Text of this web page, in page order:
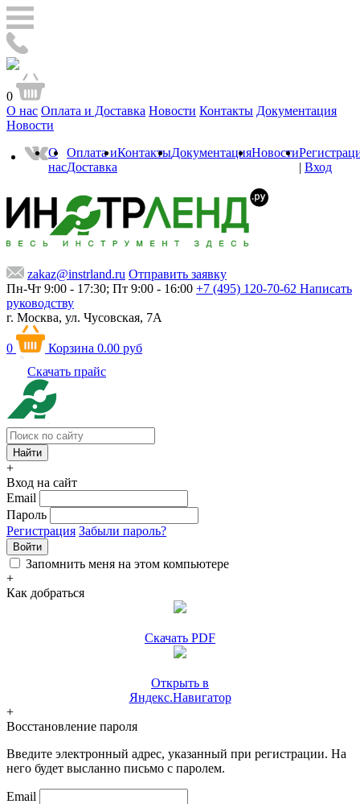
0
О нас Оплата и Доставка Новости Контакты Документация
Новости
О
нас
Оплата и
Доставка
КонтактыДокументацияНовости
| Вход
zakaz@instrland.ru Отправить заявку
Пн-Чт 9:00 - 17:30; Пт 9:00 - 16:00 +7 (495) 120-70-62 Написать
руководству
г. Москва, ул. Чусовская, 7А
0 Корзина 0.00 руб
Скачать прайс
+
Вход на сайт
Email
Пароль
Регистрация Забыли пароль?
Войти
Запомнить меня на этом компьютере
+
Как добраться
Скачать PDF
Открыть в
Яндекс.Навигатор
+
Восстановление пароля
Введите электронный адрес, указанный при регистрации. На
него будет высланно письмо с паролем.
Email